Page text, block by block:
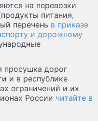
на перевозки
питания,
перечень в приказе
и дорожному
просушка дорог
и в республике
ограничений и их
России читайте в